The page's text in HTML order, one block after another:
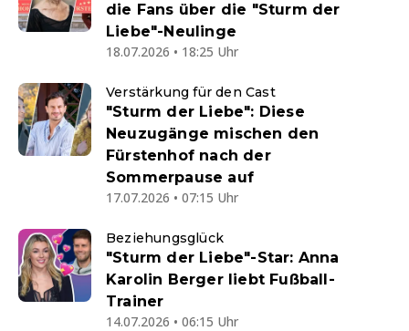
die Fans über die "Sturm der
Liebe"-Neulinge
18.07.2026 • 18:25 Uhr
Verstärkung für den Cast
"Sturm der Liebe": Diese
Neuzugänge mischen den
Fürstenhof nach der
Sommerpause auf
17.07.2026 • 07:15 Uhr
Beziehungsglück
"Sturm der Liebe"-Star: Anna
Karolin Berger liebt Fußball-
Trainer
14.07.2026 • 06:15 Uhr